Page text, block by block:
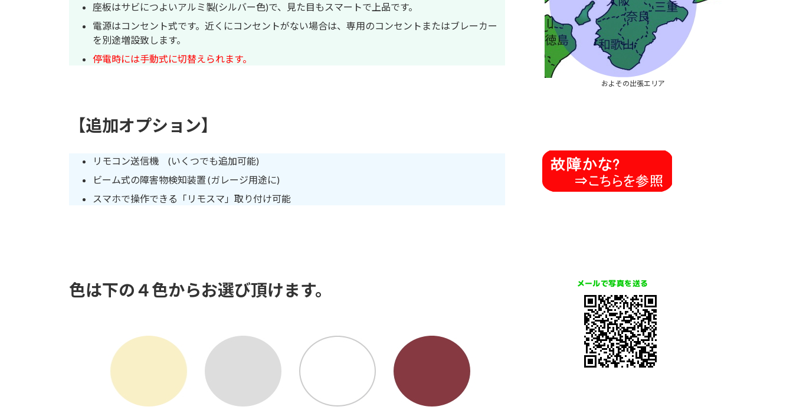
座板はサビにつよいアルミ製(シルバー色)で、見た目もスマートで上品です。
電源はコンセント式です。近くにコンセントがない場合は、専用のコンセントまたはブレーカー
を別途増設致します。
停電時には手動式に切替えられます。
【追加オプション】
リモコン送信機 (いくつでも追加可能)
ビーム式の障害物検知装置 (ガレージ用途に)
スマホで操作できる「リモスマ」取り付け可能
色は下の４色からお選び頂けます。
およその出張エリア